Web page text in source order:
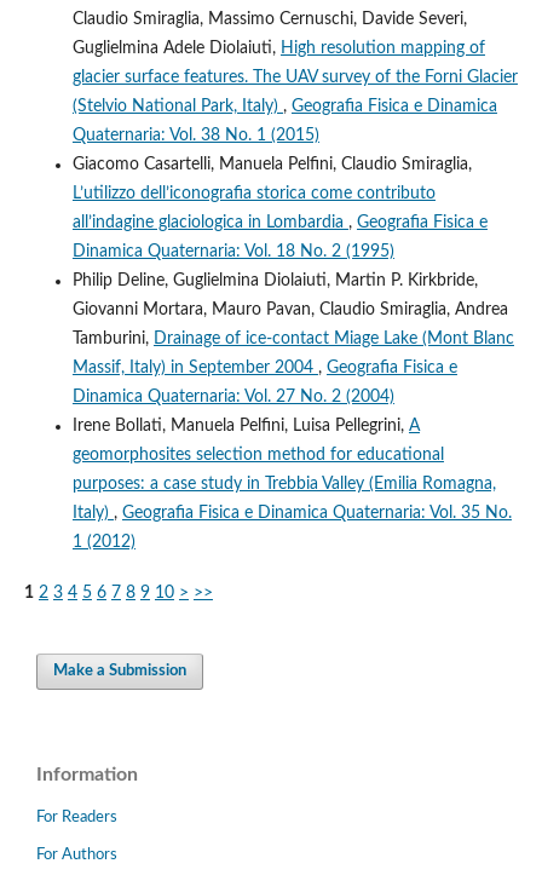
Claudio Smiraglia, Massimo Cernuschi, Davide Severi,
Guglielmina Adele Diolaiuti, High resolution mapping of
glacier surface features. The UAV survey of the Forni Glacier
(Stelvio National Park, Italy) , Geografia Fisica e Dinamica
Quaternaria: Vol. 38 No. 1 (2015)
Giacomo Casartelli, Manuela Pelfini, Claudio Smiraglia,
L’utilizzo dell’iconografia storica come contributo
all’indagine glaciologica in Lombardia , Geografia Fisica e
Dinamica Quaternaria: Vol. 18 No. 2 (1995)
Philip Deline, Guglielmina Diolaiuti, Martin P. Kirkbride,
Giovanni Mortara, Mauro Pavan, Claudio Smiraglia, Andrea
Tamburini,
Drainage of ice-contact Miage Lake (Mont Blanc
Massif, Italy) in September 2004 , Geografia Fisica e
Dinamica Quaternaria: Vol. 27 No. 2 (2004)
Irene Bollati, Manuela Pelfini, Luisa Pellegrini, A
geomorphosites selection method for educational
purposes: a case study in Trebbia Valley (Emilia Romagna,
Italy) , Geografia Fisica e Dinamica Quaternaria: Vol. 35 No.
1 (2012)
1 2 3 4 5 6 7 8 9 10 > >>
Make a Submission
Information
For Readers
For Authors